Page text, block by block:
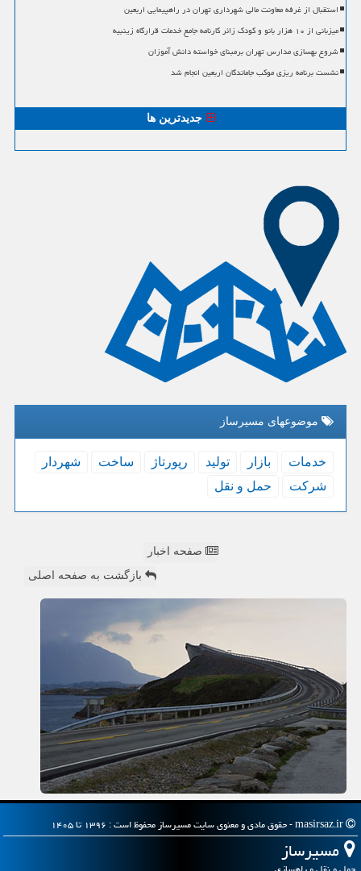
استقبال از غرفه معاونت مالی شهرداری تهران در راهپیمایی اربعین
میزبانی از ۱۰ هزار بانو و کودک زائر کارنامه جامع خدمات قرارگاه زینبیه
شروع بهسازی مدارس تهران برمبنای خواسته دانش آموزان
نشست برنامه ریزی موکب جاماندگان اربعین انجام شد
جدیدترین ها
موضوعهای مسیرساز
خدمات بازار تولید رپورتاژ ساخت
شهردار
شركت
حمل و نقل
صفحه اخبار
بازگشت به صفحه اصلی
مسیرساز